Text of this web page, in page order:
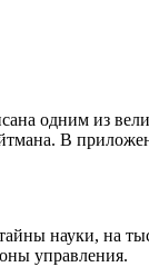
одним из
В
науки, на
управления.